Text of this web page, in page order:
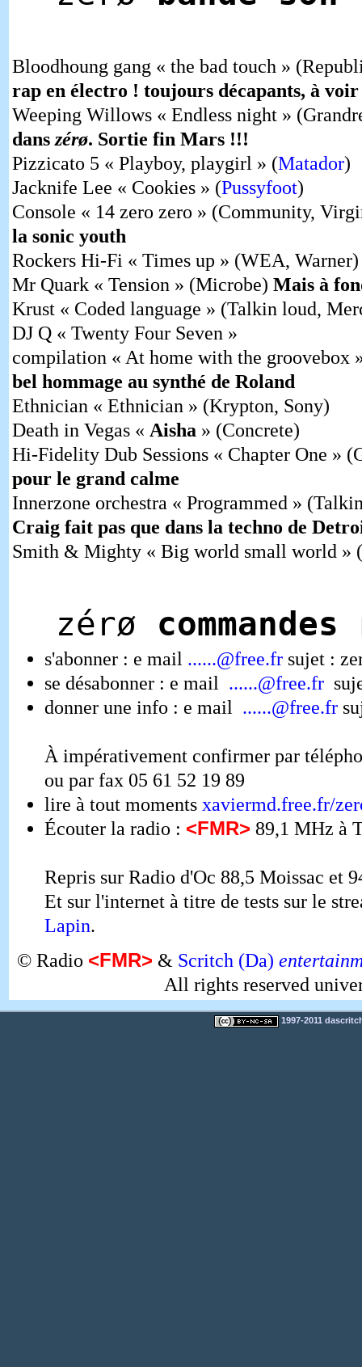
Bloodhoung gang « the bad touch »
rap en électro ! toujours décapants, à
Weeping Willows « Endless night »
danszérø. Sortie fin Mars !!!
Pizzicato 5 « Playboy, playgirl » (Matador)
Jacknife Lee « Cookies » (Pussyfoot)
Console « 14 zero zero » (Community,
la sonic youth
Rockers Hi-Fi « Times up » (WEA, Warner)
Mr Quark « Tension » (Microbe) Mais à
Krust « Coded language » (Talkin loud,
DJ Q « Twenty Four Seven »
compilation « At home with the groovebox
bel hommage au synthé de Roland
Ethnician « Ethnician » (Krypton, Sony)
Death in Vegas « Aisha» (Concrete)
Hi-Fidelity Dub Sessions « Chapter One »
pour le grand calme
Innerzone orchestra « Programmed »
Craig fait pas que dans la techno de
Smith & Mighty « Big world small world » (
zérø commandes
s'abonner : e mail ......@free.frsujet :
se désabonner : e mail ......@free.fr
donner une info : e mail ......@free.fr
À impérativement confirmer par
ou par fax 05 61 52 19 89
lire à tout moments xaviermd.free.fr/
Écouter la radio : <FMR> 89,1 MHz à
Repris sur Radio d'Oc 88,5 Moissac et
Et sur l'internet à titre de tests sur le
Lapin.
© Radio <FMR> & Scritch (Da)
All rights reserved
1997-2011